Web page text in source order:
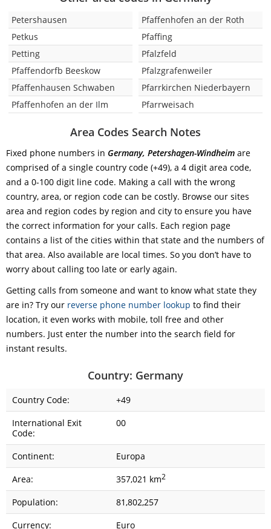
Petershausen
Petkus
Petting
Pfaffendorfb Beeskow
Pfaffenhausen Schwaben
Pfaffenhofen an der Ilm
Pfaffenhofen an der Roth
Pfaffing
Pfalzfeld
Pfalzgrafenweiler
Pfarrkirchen Niederbayern
Pfarrweisach
Area Codes Search Notes
Fixed phone numbers in Germany, Petershagen-Windheim are
comprised of a single country code (+49), a 4 digit area code,
and a 0-100 digit line code. Making a call with the wrong
country, area, or region code can be costly. Browse our sites
area and region codes by region and city to ensure you have
the correct information for your calls. Each region page
contains a list of the cities within that state and the numbers of
that area. Also available are local times. So you don’t have to
worry about calling too late or early again.
Getting calls from someone and want to know what state they
are in? Try our reverse phone number lookup to find their
location, it even works with mobile, toll free and other
numbers. Just enter the number into the search field for
instant results.
Country: Germany
Country Code:
+49
International Exit
Code:
00
Continent:
Europa
Area:
357,021 km2
Population:
81,802,257
Currency:
Euro